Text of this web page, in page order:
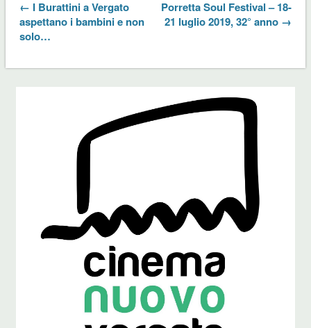
← I Burattini a Vergato
aspettano i bambini e non
solo…
Porretta Soul Festival – 18-
21 luglio 2019, 32° anno →